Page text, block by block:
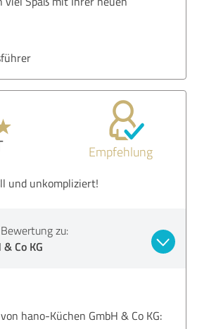
Empfehlung
und unkompliziert!
zu:
Co KG
hano-Küchen GmbH & Co KG: